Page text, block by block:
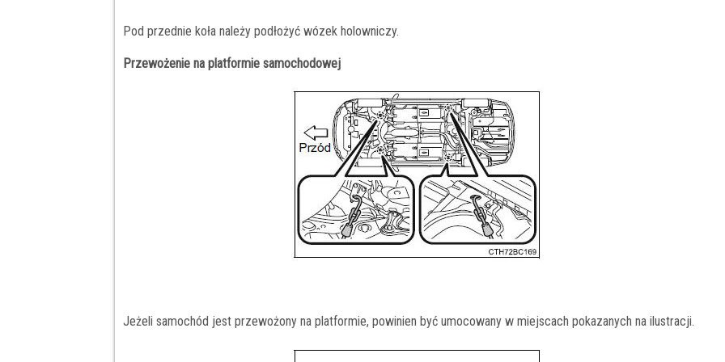
Pod przednie koła należy podłożyć wózek holowniczy.
Przewożenie na platformie samochodowej
Jeżeli samochód jest przewożony na platformie, powinien być umocowany w miejscach pokazanych na ilustracji.